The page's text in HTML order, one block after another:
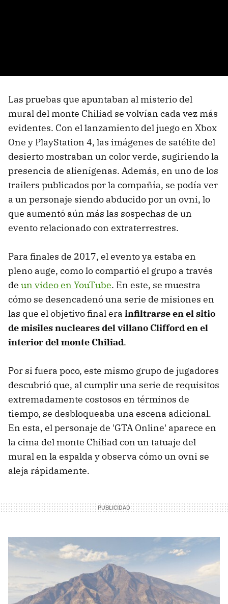
Las pruebas que apuntaban al misterio del
mural del monte Chiliad se volvían cada vez más
evidentes. Con el lanzamiento del juego en Xbox
One y PlayStation 4, las imágenes de satélite del
desierto mostraban un color verde, sugiriendo la
presencia de alienígenas. Además, en uno de los
trailers publicados por la compañía, se podía ver
a un personaje siendo abducido por un ovni, lo
que aumentó aún más las sospechas de un
evento relacionado con extraterrestres.
Para finales de 2017, el evento ya estaba en
pleno auge, como lo compartió el grupo a través
de un video en YouTube. En este, se muestra
cómo se desencadenó una serie de misiones en
las que el objetivo final era infiltrarse en el sitio
de misiles nucleares del villano Clifford en el
interior del monte Chiliad.
Por si fuera poco, este mismo grupo de jugadores
descubrió que, al cumplir una serie de requisitos
extremadamente costosos en términos de
tiempo, se desbloqueaba una escena adicional.
En esta, el personaje de 'GTA Online' aparece en
la cima del monte Chiliad con un tatuaje del
mural en la espalda y observa cómo un ovni se
aleja rápidamente.